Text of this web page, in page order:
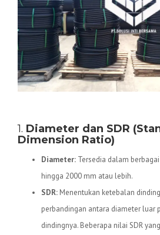
1. Diameter dan SDR
Dimension Ratio)
Diameter: Tersedia dalam
hingga 2000 mm atau lebih.
SDR: Menentukan ketebalan
perbandingan antara diameter luar
dindingnya. Beberapa nilai SDR